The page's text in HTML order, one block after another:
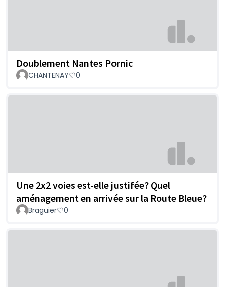
Doublement Nantes Pornic
CHANTENAY 0
Une 2x2 voies est-elle justifée? Quel
aménagement en arrivée sur la Route Bleue?
Braguier 0